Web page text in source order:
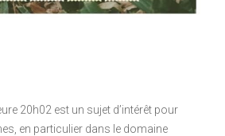
20h02 est un sujet d’intérêt pour
en particulier dans le domaine